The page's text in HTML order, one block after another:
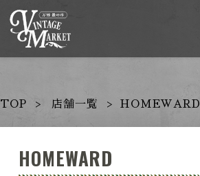
TOP 店舗一覧 HOMEWARD
HOMEWARD